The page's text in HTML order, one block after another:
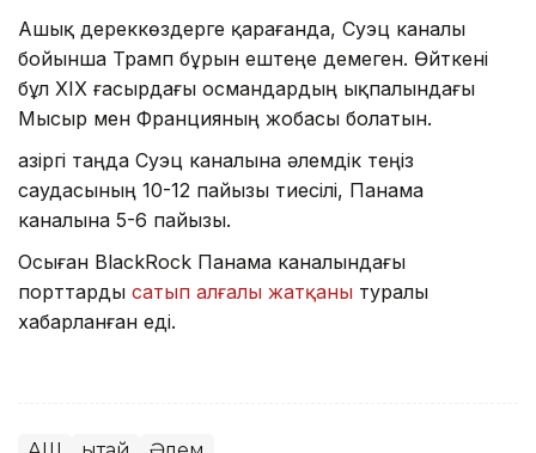
Ашық дереккөздерге қарағанда, Суэц каналы
бойынша Трамп бұрын ештеңе демеген. Өйткені
бұл XIX ғасырдағы османдардың ықпалындағы
Мысыр мен Францияның жобасы болатын.
Қазіргі таңда Суэц каналына әлемдік теңіз
саудасының 10-12 пайызы тиесілі, Панама
каналына 5-6 пайызы.
Осыған BlackRock Панама каналындағы
порттарды сатып алғалы жатқаны туралы
хабарланған еді.